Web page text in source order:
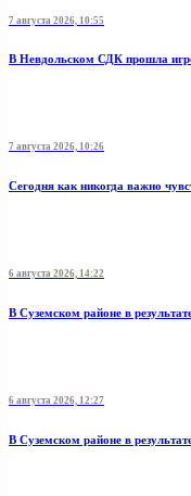
7 августа 2026, 10:55
В Невдольском СДК прошла
7 августа 2026, 10:26
Сегодня как никогда важно
6 августа 2026, 14:22
В Суземском районе в
6 августа 2026, 12:27
В Суземском районе в